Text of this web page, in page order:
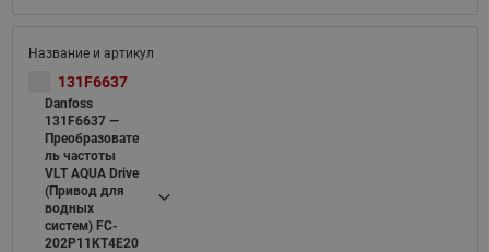
131F6637
Danfoss
131F6637 —
Преобразовате
ль частоты
VLT AQUA Drive
(Привод для
водных
систем) FC-
202P11KT4E20